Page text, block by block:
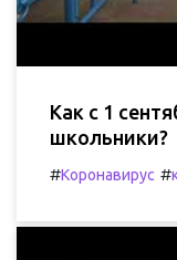
Как с 1
школьники?
#Коронавирус #